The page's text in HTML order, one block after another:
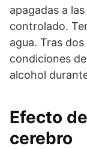
apagadas a
controlado.
agua. Tras
condiciones
alcohol
Efecto
cerebro